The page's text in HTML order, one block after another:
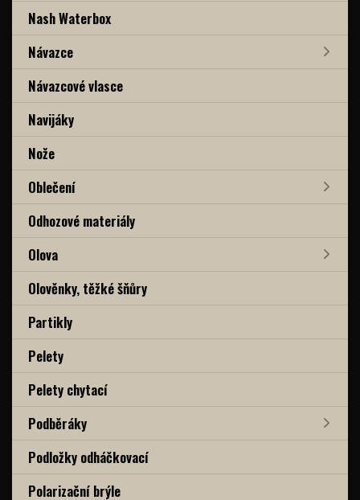
Nash Waterbox
Návazce
Návazcové vlasce
Navijáky
Nože
Oblečení
Odhozové materiály
Olova
Olověnky, těžké šňůry
Partikly
Pelety
Pelety chytací
Podběráky
Podložky odháčkovací
Polarizační brýle